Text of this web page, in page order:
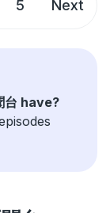
@News98
告 ——
有聲書：
廣告 ——
有聲書：
師
5 Next
台 have?